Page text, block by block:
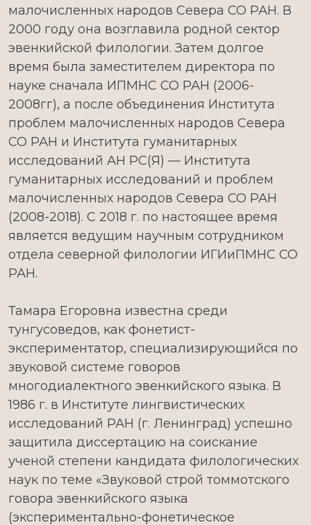
малочисленных народов Севера СО РАН. В
2000 году она возглавила родной сектор
эвенкийской филологии. Затем долгое
время была заместителем директора по
науке сначала ИПМНС СО РАН (2006-
2008гг), а после объединения Института
проблем малочисленных народов Севера
СО РАН и Института гуманитарных
исследований АН РС(Я) — Института
гуманитарных исследований и проблем
малочисленных народов Севера СО РАН
(2008-2018). С 2018 г. по настоящее время
является ведущим научным сотрудником
отдела северной филологии ИГИиПМНС СО
РАН.
Тамара Егоровна известна среди
тунгусоведов, как фонетист-
экспериментатор, специализирующийся по
звуковой системе говоров
многодиалектного эвенкийского языка. В
1986 г. в Институте лингвистических
исследований РАН (г. Ленинград) успешно
защитила диссертацию на соискание
ученой степени кандидата филологических
наук по теме «Звуковой строй томмотского
говора эвенкийского языка
(экспериментально-фонетическое